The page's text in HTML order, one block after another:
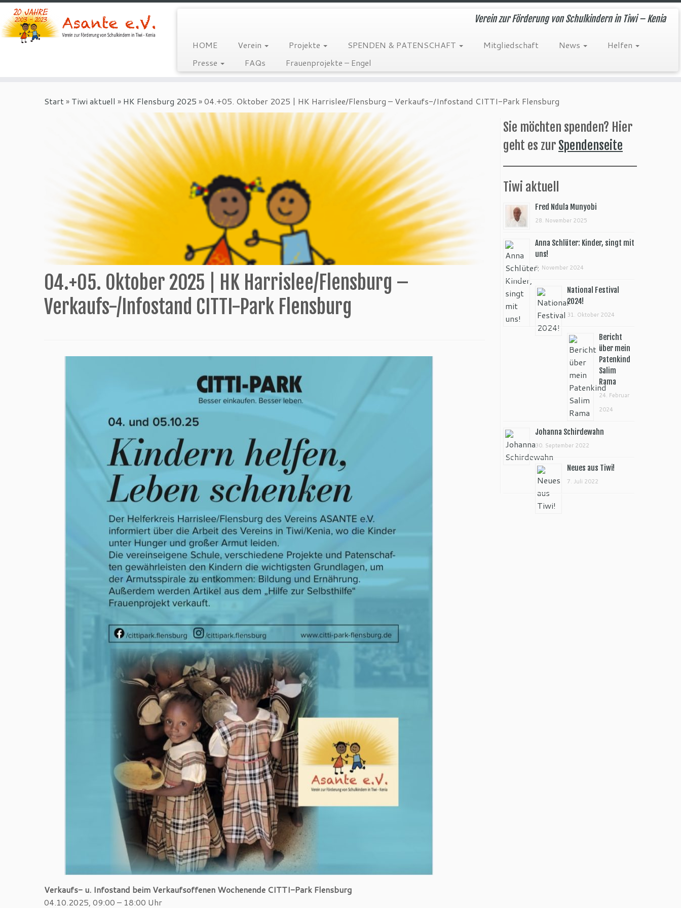
Verein zur Förderung von Schulkindern in Tiwi – Kenia
HOME Verein Projekte SPENDEN & PATENSCHAFT Mitgliedschaft News
Helfen
Presse
FAQs Frauenprojekte – Engel
Start» Tiwi aktuell » HK Flensburg 2025 »04.+05. Oktober 2025 | HK Harrislee/Flensburg – Verkaufs-/Infostand CITTI-Park Flensburg
04.+05. Oktober 2025 | HK Harrislee/Flensburg –
Verkaufs-/Infostand CITTI-Park Flensburg
Verkaufs- u. Infostand beim Verkaufsoffenen Wochenende CITTI-Park Flensburg
04.10.2025, 09:00 – 18:00 Uhr
Sie möchten spenden? Hier
geht es zur Spendenseite
Tiwi aktuell
Fred Ndula Munyobi
28. November 2025
Anna Schlüter: Kinder, singt mit
uns!
5. November 2024
National Festival
2024!
31. Oktober 2024
Bericht
über mein
Patenkind
Salim
Rama
24. Februar
2024
Johanna Schirdewahn
30. September 2022
Neues aus Tiwi!
7. Juli 2022